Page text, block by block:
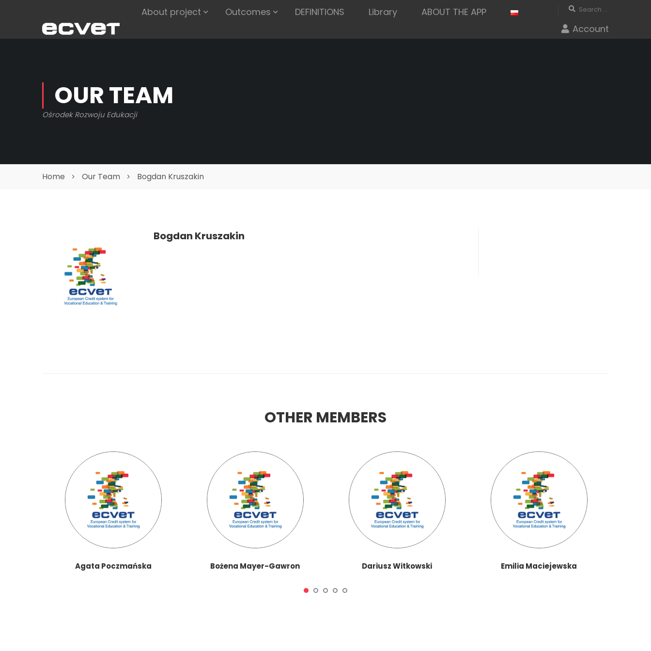
About project Outcomes DEFINITIONS Library
ABOUT THE APP
Account
OUR TEAM
Ośrodek Rozwoju Edukacji
Home Our Team Bogdan Kruszakin
Bogdan Kruszakin
OTHER MEMBERS
Agata Poczmańska Bożena Mayer-Gawron Dariusz Witkowski Emilia Maciejewska